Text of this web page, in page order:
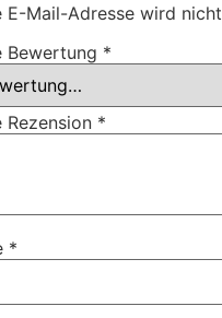
E-Mail-Adresse wird
Bewertung *
Rezension *
*